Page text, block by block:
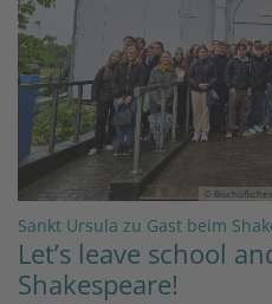
©
Sankt Ursula zu Gast beim
Let’s leave school
Shakespeare!